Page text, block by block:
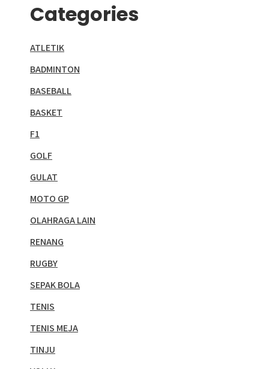
Categories
ATLETIK
BADMINTON
BASEBALL
BASKET
F1
GOLF
GULAT
MOTO GP
OLAHRAGA LAIN
RENANG
RUGBY
SEPAK BOLA
TENIS
TENIS MEJA
TINJU